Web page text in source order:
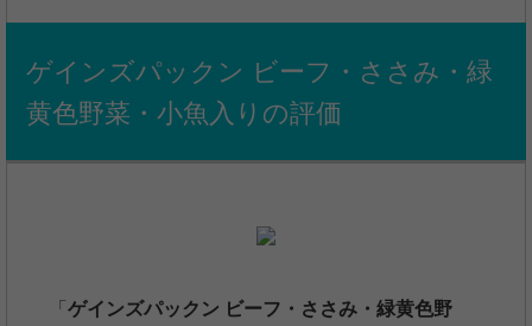
ゲインズパックン ビーフ・ささみ・緑
黄色野菜・小魚入りの評価
「 ゲインズパックン ビーフ・ささみ・緑黄色野